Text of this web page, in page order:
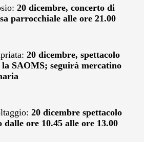
20 dicembre, concerto di
parrocchiale alle ore 21.00
20 dicembre, spettacolo
la SAOMS; seguirà mercatino
20 dicembre spettacolo
dalle ore 10.45 alle ore 13.00